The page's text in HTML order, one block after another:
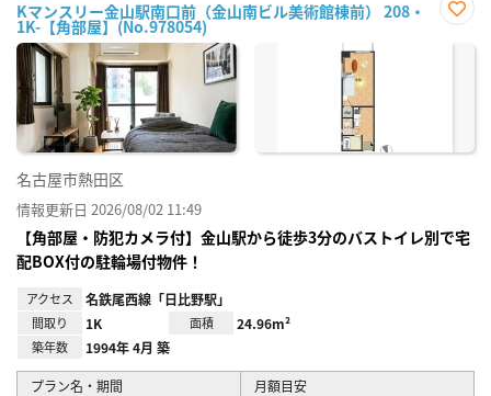
Kマンスリー金山駅南口前（金山南ビル美術館棟前） 208・
1K-【角部屋】(No.978054)
に入
名古屋市熱田区
情報更新日 2026/08/02 11:49
【角部屋・防犯カメラ付】金山駅から徒歩3分のバストイレ別で宅
配BOX付の駐輪場付物件！
アクセス 名鉄尾西線「日比野駅」
間取り 1K 面積 24.96m²
築年数 1994年 4月 築
プラン名・期間 月額目安